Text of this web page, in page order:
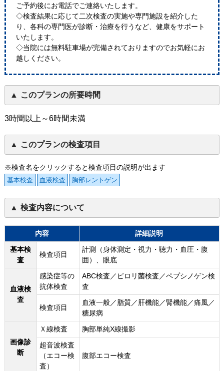
ご予約後にお電話でご連絡いたします。
◇検査結果に応じて二次検査の実施や専門施設を紹介した
り、各科の専門医が診断・治療を行うなど、健康をサポート
いたします。
◇当院には無料駐車場が完備されておりますのでお気軽にお
越しください。
このプランの所要時間
3時間以上～6時間未満
このプランの検査項目
※検査名をクリックすると検査項目の説明が出ます
基本検査 血液検査 胸部レントゲン
検査内容について
内容
詳細説明
基本検
査
検査項目
計測（身体測定・視力・聴力・血圧・腹
囲）、眼底
血液検
査
感染症等の
抗体検査
ABC検査／ピロリ菌検査／ペプシノゲン検
査
検査項目
血液一般／脂質／肝機能／腎機能／痛風／
糖尿病
画像診
断
Ｘ線検査
胸部単純X線撮影
超音波検査
（エコー検
査）
腹部エコー検査